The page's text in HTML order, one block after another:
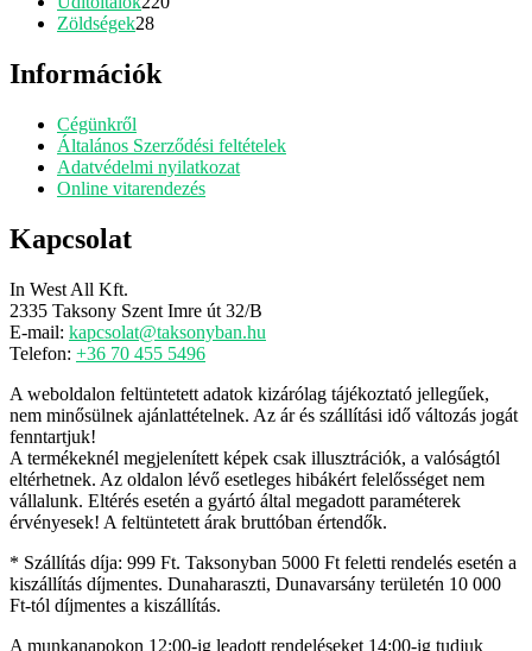
Zöldségek2828
Információk
Cégünkről
Általános Szerződési feltételek
Adatvédelmi nyilatkozat
Online vitarendezés
Kapcsolat
In West All Kft.
2335 Taksony Szent Imre út 32/B
E-mail: kapcsolat@taksonyban.hu
Telefon: +36 70 455 5496
A weboldalon feltüntetett adatok kizárólag tájékoztató jellegűek,
nem minősülnek ajánlattételnek. Az ár és szállítási idő változás jogát
fenntartjuk!
A termékeknél megjelenített képek csak illusztrációk, a valóságtól
eltérhetnek. Az oldalon lévő esetleges hibákért felelősséget nem
vállalunk. Eltérés esetén a gyártó által megadott paraméterek
érvényesek! A feltüntetett árak bruttóban értendők.
* Szállítás díja: 999 Ft. Taksonyban 5000 Ft feletti rendelés esetén a
kiszállítás díjmentes. Dunaharaszti, Dunavarsány területén 10 000
Ft-tól díjmentes a kiszállítás.
A munkanapokon 12:00-ig leadott rendeléseket 14:00-ig tudjuk